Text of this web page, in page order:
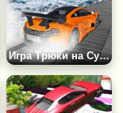
Игра Трюки на Суперкарах